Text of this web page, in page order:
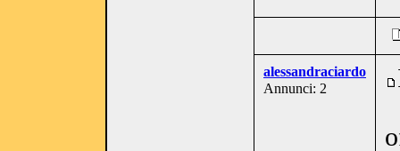
alessandraciardo
Annunci: 2